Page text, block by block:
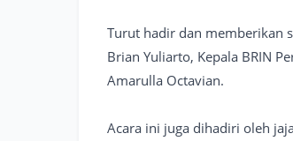
Turut hadir dan memberikan
Brian Yuliarto, Kepala BRIN
Amarulla Octavian.
Acara ini juga dihadiri oleh